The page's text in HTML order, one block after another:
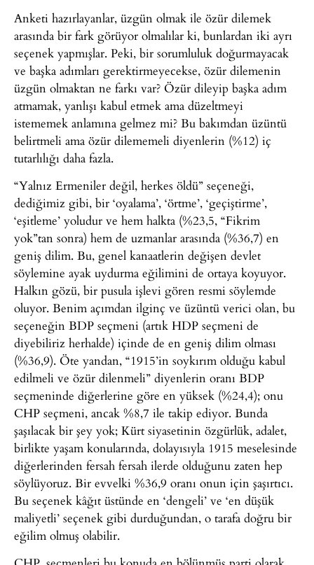
Anketi hazırlayanlar, üzgün olmak ile özür dilemek
arasında bir fark görüyor olmalılar ki, bunlardan iki ayrı
seçenek yapmışlar. Peki, bir sorumluluk doğurmayacak
ve başka adımları gerektirmeyecekse, özür dilemenin
üzgün olmaktan ne farkı var? Özür dileyip başka adım
atmamak, yanlışı kabul etmek ama düzeltmeyi
istememek anlamına gelmez mi? Bu bakımdan üzüntü
belirtmeli ama özür dilememeli diyenlerin (%12) iç
tutarlılığı daha fazla.
“Yalnız Ermeniler değil, herkes öldü” seçeneği,
dediğimiz gibi, bir ‘oyalama’, ‘örtme’, ‘geçiştirme’,
‘eşitleme’ yoludur ve hem halkta (%23,5, “Fikrim
yok”tan sonra) hem de uzmanlar arasında (%36,7) en
geniş dilim. Bu, genel kanaatlerin değişen devlet
söylemine ayak uydurma eğilimini de ortaya koyuyor.
Halkın gözü, bir pusula işlevi gören resmi söylemde
oluyor. Benim açımdan ilginç ve üzüntü verici olan, bu
seçeneğin BDP seçmeni (artık HDP seçmeni de
diyebiliriz herhalde) içinde de en geniş dilim olması
(%36,9). Öte yandan, “1915’in soykırım olduğu kabul
edilmeli ve özür dilenmeli” diyenlerin oranı BDP
seçmeninde diğerlerine göre en yüksek (%24,4); onu
CHP seçmeni, ancak %8,7 ile takip ediyor. Bunda
şaşılacak bir şey yok; Kürt siyasetinin özgürlük, adalet,
birlikte yaşam konularında, dolayısıyla 1915 meselesinde
diğerlerinden fersah fersah ilerde olduğunu zaten hep
söylüyoruz. Bir evvelki %36,9 oranı onun için şaşırtıcı.
Bu seçenek kâğıt üstünde en ‘dengeli’ ve ‘en düşük
maliyetli’ seçenek gibi durduğundan, o tarafa doğru bir
eğilim olmuş olabilir.